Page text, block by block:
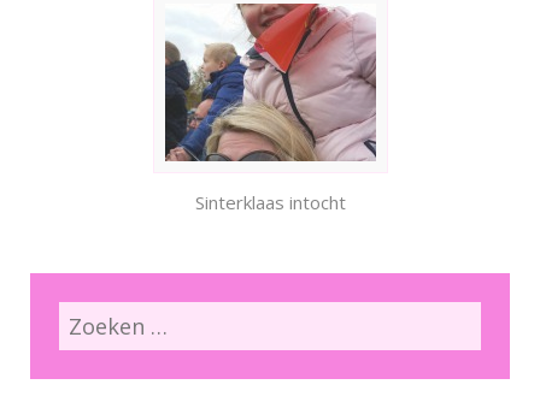
Sinterklaas intocht